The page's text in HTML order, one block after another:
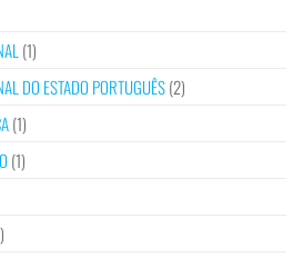
(1)
DO ESTADO PORTUGUÊS(2)
(1)
(1)